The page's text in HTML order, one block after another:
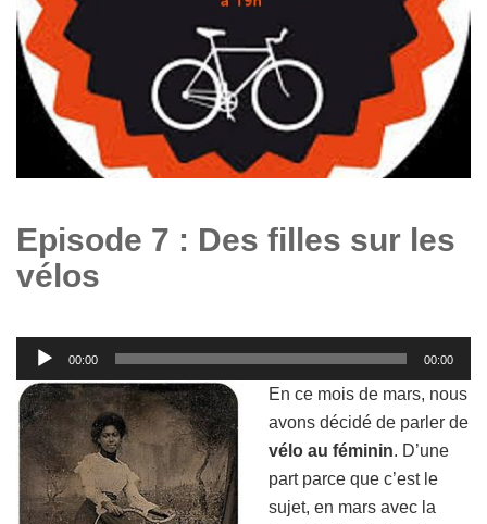
Episode 7 : Des filles sur les
vélos
Lecteur
audio
00:00 00:00
En ce mois de mars, nous
avons décidé de parler de
vélo au féminin. D’une
part parce que c’est le
sujet, en mars avec la